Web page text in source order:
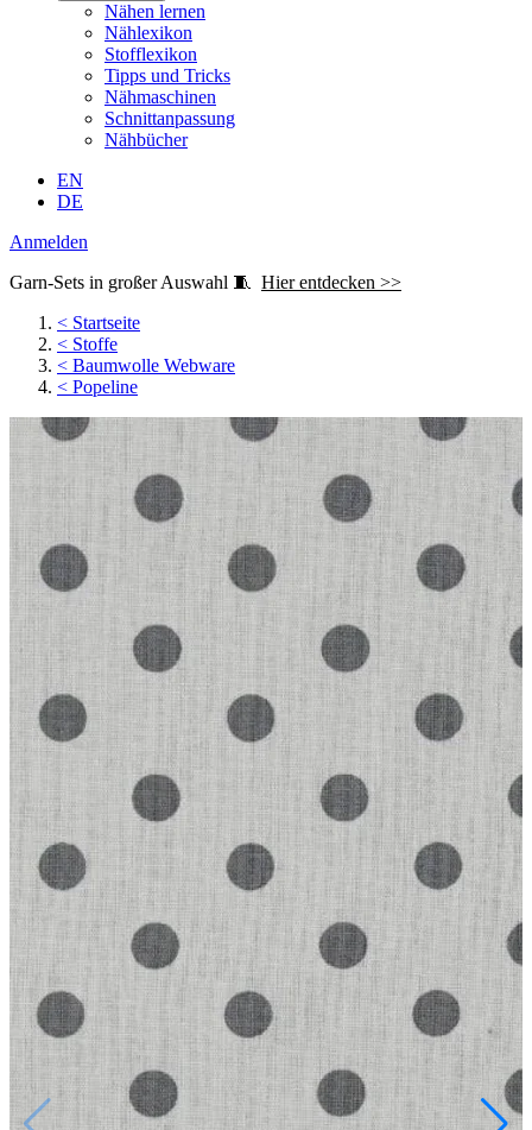
Nähen lernen
Nählexikon
Stofflexikon
Tipps und Tricks
Nähmaschinen
Schnittanpassung
Nähbücher
EN
DE
Anmelden
Garn-Sets in großer Auswahl 🧵 Hier entdecken >>
< Startseite
< Stoffe
< Baumwolle Webware
< Popeline